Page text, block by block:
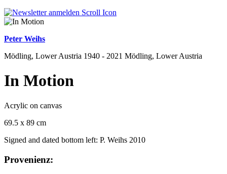
Peter Weihs
Mödling, Lower Austria 1940 - 2021 Mödling, Lower Austria
In Motion
Acrylic on canvas
69.5 x 89 cm
Signed and dated bottom left: P. Weihs 2010
Provenienz: